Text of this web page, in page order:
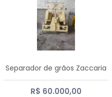
Separador de grãos Zaccaria
R$ 60.000,00